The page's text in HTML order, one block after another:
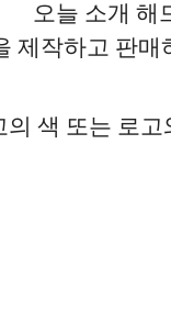
오늘 소개 해
제작하고 판
의 색 또는 로